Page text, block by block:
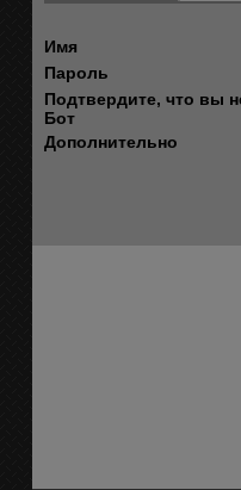
Имя
Пароль
Подтвердите, что вы
Бот
Дополнительно